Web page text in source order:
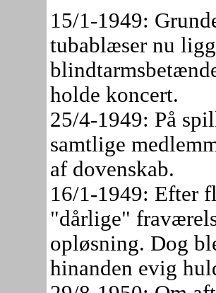
15/1-1949:
tubablæser nu
holde koncert.
25/4-1949: På
samtlige
af dovenskab.
16/1-1949: Efter
"dårlige"
opløsning. Dog
hinanden evig